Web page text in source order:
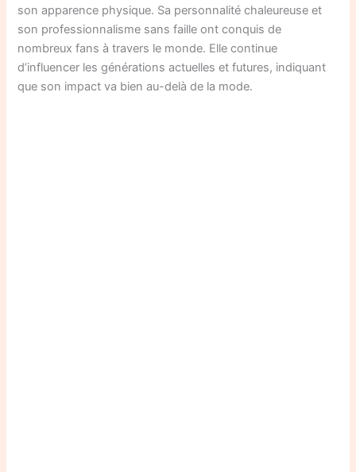
son apparence physique. Sa personnalité chaleureuse et
son professionnalisme sans faille ont conquis de
nombreux fans à travers le monde. Elle continue
d’influencer les générations actuelles et futures, indiquant
que son impact va bien au-delà de la mode.